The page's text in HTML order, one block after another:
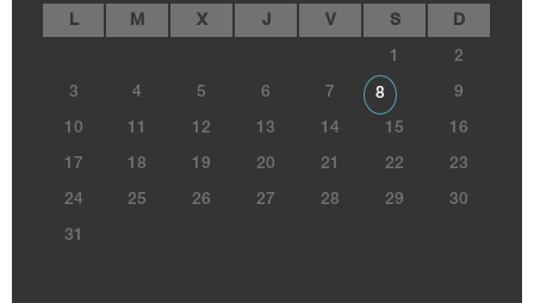
L M X J V S D
1 2
3 4 5 6 7 8 9
10 11 12 13 14 15 16
17 18 19 20 21 22 23
24 25 26 27 28 29 30
31